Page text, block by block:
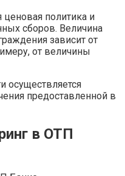
ценовая политика и
сборов. Величина
зависит от
от величины
осуществляется
предоставленной в
в ОТП